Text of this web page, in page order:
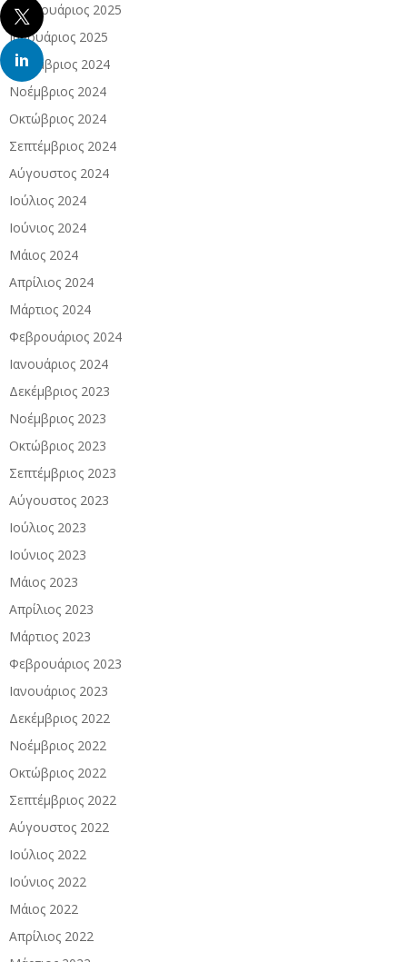
Φεβρουάριος 2025
Ιανουάριος 2025
Δεκέμβριος 2024
Νοέμβριος 2024
Οκτώβριος 2024
Σεπτέμβριος 2024
Αύγουστος 2024
Ιούλιος 2024
Ιούνιος 2024
Μάιος 2024
Απρίλιος 2024
Μάρτιος 2024
Φεβρουάριος 2024
Ιανουάριος 2024
Δεκέμβριος 2023
Νοέμβριος 2023
Οκτώβριος 2023
Σεπτέμβριος 2023
Αύγουστος 2023
Ιούλιος 2023
Ιούνιος 2023
Μάιος 2023
Απρίλιος 2023
Μάρτιος 2023
Φεβρουάριος 2023
Ιανουάριος 2023
Δεκέμβριος 2022
Νοέμβριος 2022
Οκτώβριος 2022
Σεπτέμβριος 2022
Αύγουστος 2022
Ιούλιος 2022
Ιούνιος 2022
Μάιος 2022
Απρίλιος 2022